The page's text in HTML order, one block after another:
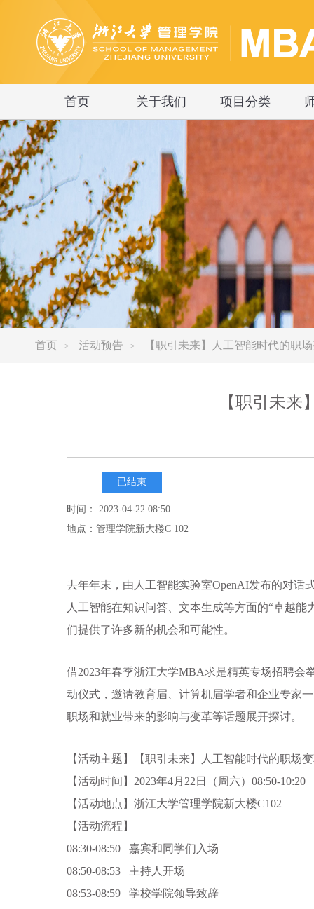
首页 关于我们 项目分类
首页 > 活动预告 > 【职引未来】人工智能时代的职
【职引未
已结束
时间： 2023-04-22 08:50
地点：管理学院新大楼C 102
去年年末，由人工智能实验室OpenAI发布的对话
人工智能在知识问答、文本生成等方面的“卓越
们提供了许多新的机会和可能性。
借2023年春季浙江大学MBA求是精英专场招聘会
动仪式，邀请教育届、计算机届学者和企业专家
职场和就业带来的影响与变革等话题展开探讨。
【活动主题】【职引未来】人工智能时代的职场
【活动时间】2023年4月22日（周六）08:50-10:20
【活动地点】浙江大学管理学院新大楼C102
【活动流程】
08:30-08:50 嘉宾和同学们入场
08:50-08:53 主持人开场
08:53-08:59 学校学院领导致辞